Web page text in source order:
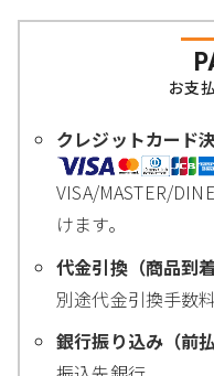
お支
クレジットカード
VISA/MASTER/
けます。
代金引換（商品到
別途代金引換手数
銀行振り込み（前払